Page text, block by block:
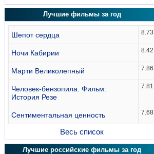
Лучшие фильмы за год
Шепот сердца 8.73
Ночи Кабирии 8.42
Марти Великолепный 7.86
Человек-бензопила. Фильм:
История Резе
7.81
Сентиментальная ценность 7.68
Весь список
Лучшие российские фильмы за год